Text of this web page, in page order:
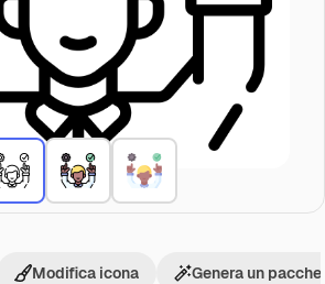
Modifica icona Genera un